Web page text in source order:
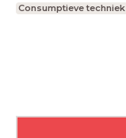
Consumptieve techniek